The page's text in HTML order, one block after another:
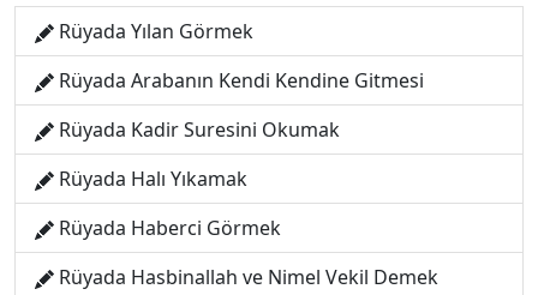
Rüyada Yılan Görmek
Rüyada Arabanın Kendi Kendine Gitmesi
Rüyada Kadir Suresini Okumak
Rüyada Halı Yıkamak
Rüyada Haberci Görmek
Rüyada Hasbinallah ve Nimel Vekil Demek